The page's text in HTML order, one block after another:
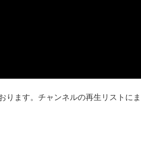
ります。チャンネルの再生リストにま